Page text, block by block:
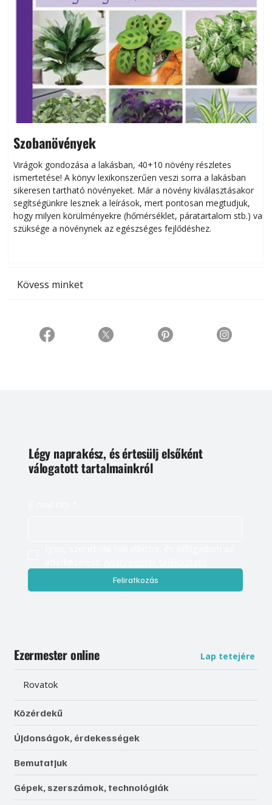
Szobanövények
Virágok gondozása a lakásban, 40+10 növény részletes
ismertetése! A könyv lexikonszerűen veszi sorra a lakásban
sikeresen tart­ha­tó növényeket. Már a növény kiválasztásakor
segítségünkre lesznek a leírások, mert pontosan megtudjuk,
hogy milyen körülményekre (hőmérséklet, páratartalom stb.) van
szüksége a növénynek az egészséges fejlődéshez.
Kövess minket
Légy naprakész, és értesülj elsőként
válogatott tartalmainkról
Feliratkozás
Ezermester online Lap tetejére
Rovatok
Közérdekű
Újdonságok, érdekességek
Bemutatjuk
Gépek, szerszámok, technológiák